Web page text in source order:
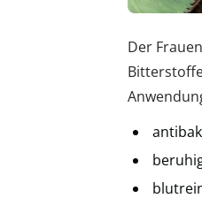
Der